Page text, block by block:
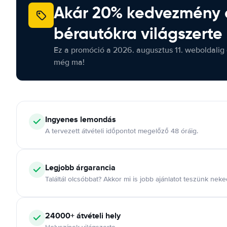
Akár 20% kedvezmény
bérautókra világszerte
Ez a promóció a 2026. augusztus 11.
még ma!
Ingyenes lemondás
A tervezett átvételi időpontot megelőző 48 óráig.
Legjobb árgarancia
Találtál olcsóbbat? Akkor mi is jobb ajánlatot teszünk
24000+ átvételi hely